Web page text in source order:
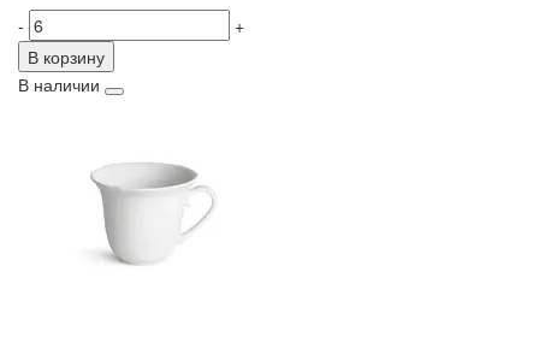
-
+
В корзину
В наличии